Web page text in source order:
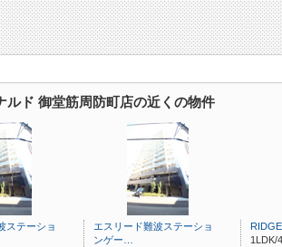
ルド 御堂筋周防町店の近くの物件
ステーショ
エスリード難波ステーショ
ンゲー…
1LDK/